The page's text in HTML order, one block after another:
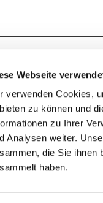
Webseite
verwenden Cookies,
zu können und
zu Ihrer
Analysen weiter.
die Sie ihnen
haben.
02191 9681-0